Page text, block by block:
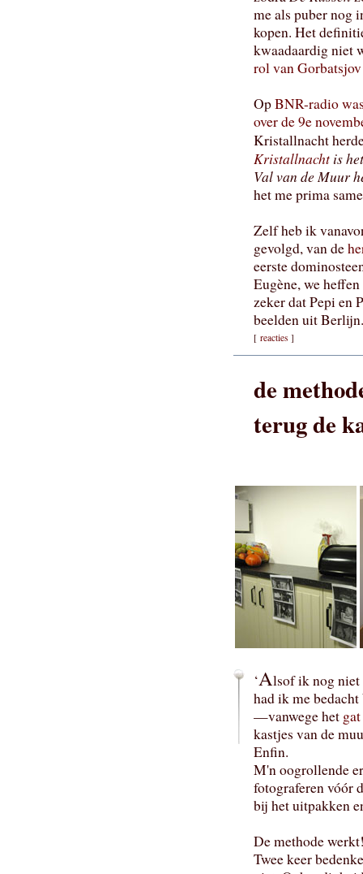
me als puber nog
kopen. Het
kwaadaardig niet
rol van
OpBNR-radio
over de 9e
Kristallnacht
Kristallnacht is
Val van de Muur
het me prima
Zelf heb ik
gevolgd, van de
eerste
Eugène, we
zeker dat Pepi en
beelden uit Berlijn.
[ reacties ]
de
terug de
‘Alsof ik nog niet
had ik me
—vanwege het
kastjes van de
Enfin.
M'n oogrollende
fotograferen vóór
bij het uitpakken
De methode
Twee keer